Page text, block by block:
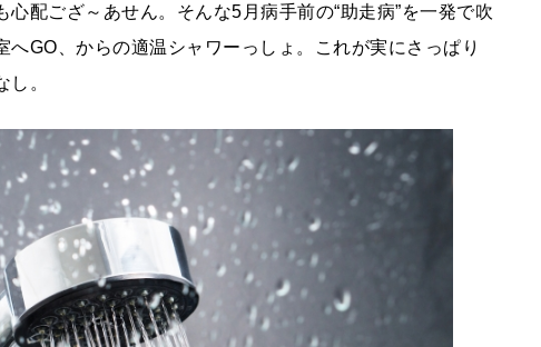
配ござ～あせん。そんな5月病手前の“助走病”を一発で吹
GO、からの適温シャワーっしょ。これが実にさっぱり
。